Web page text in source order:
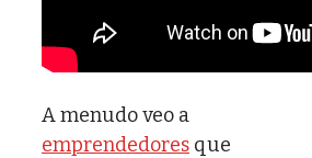
A menudo veo a
emprendedores que